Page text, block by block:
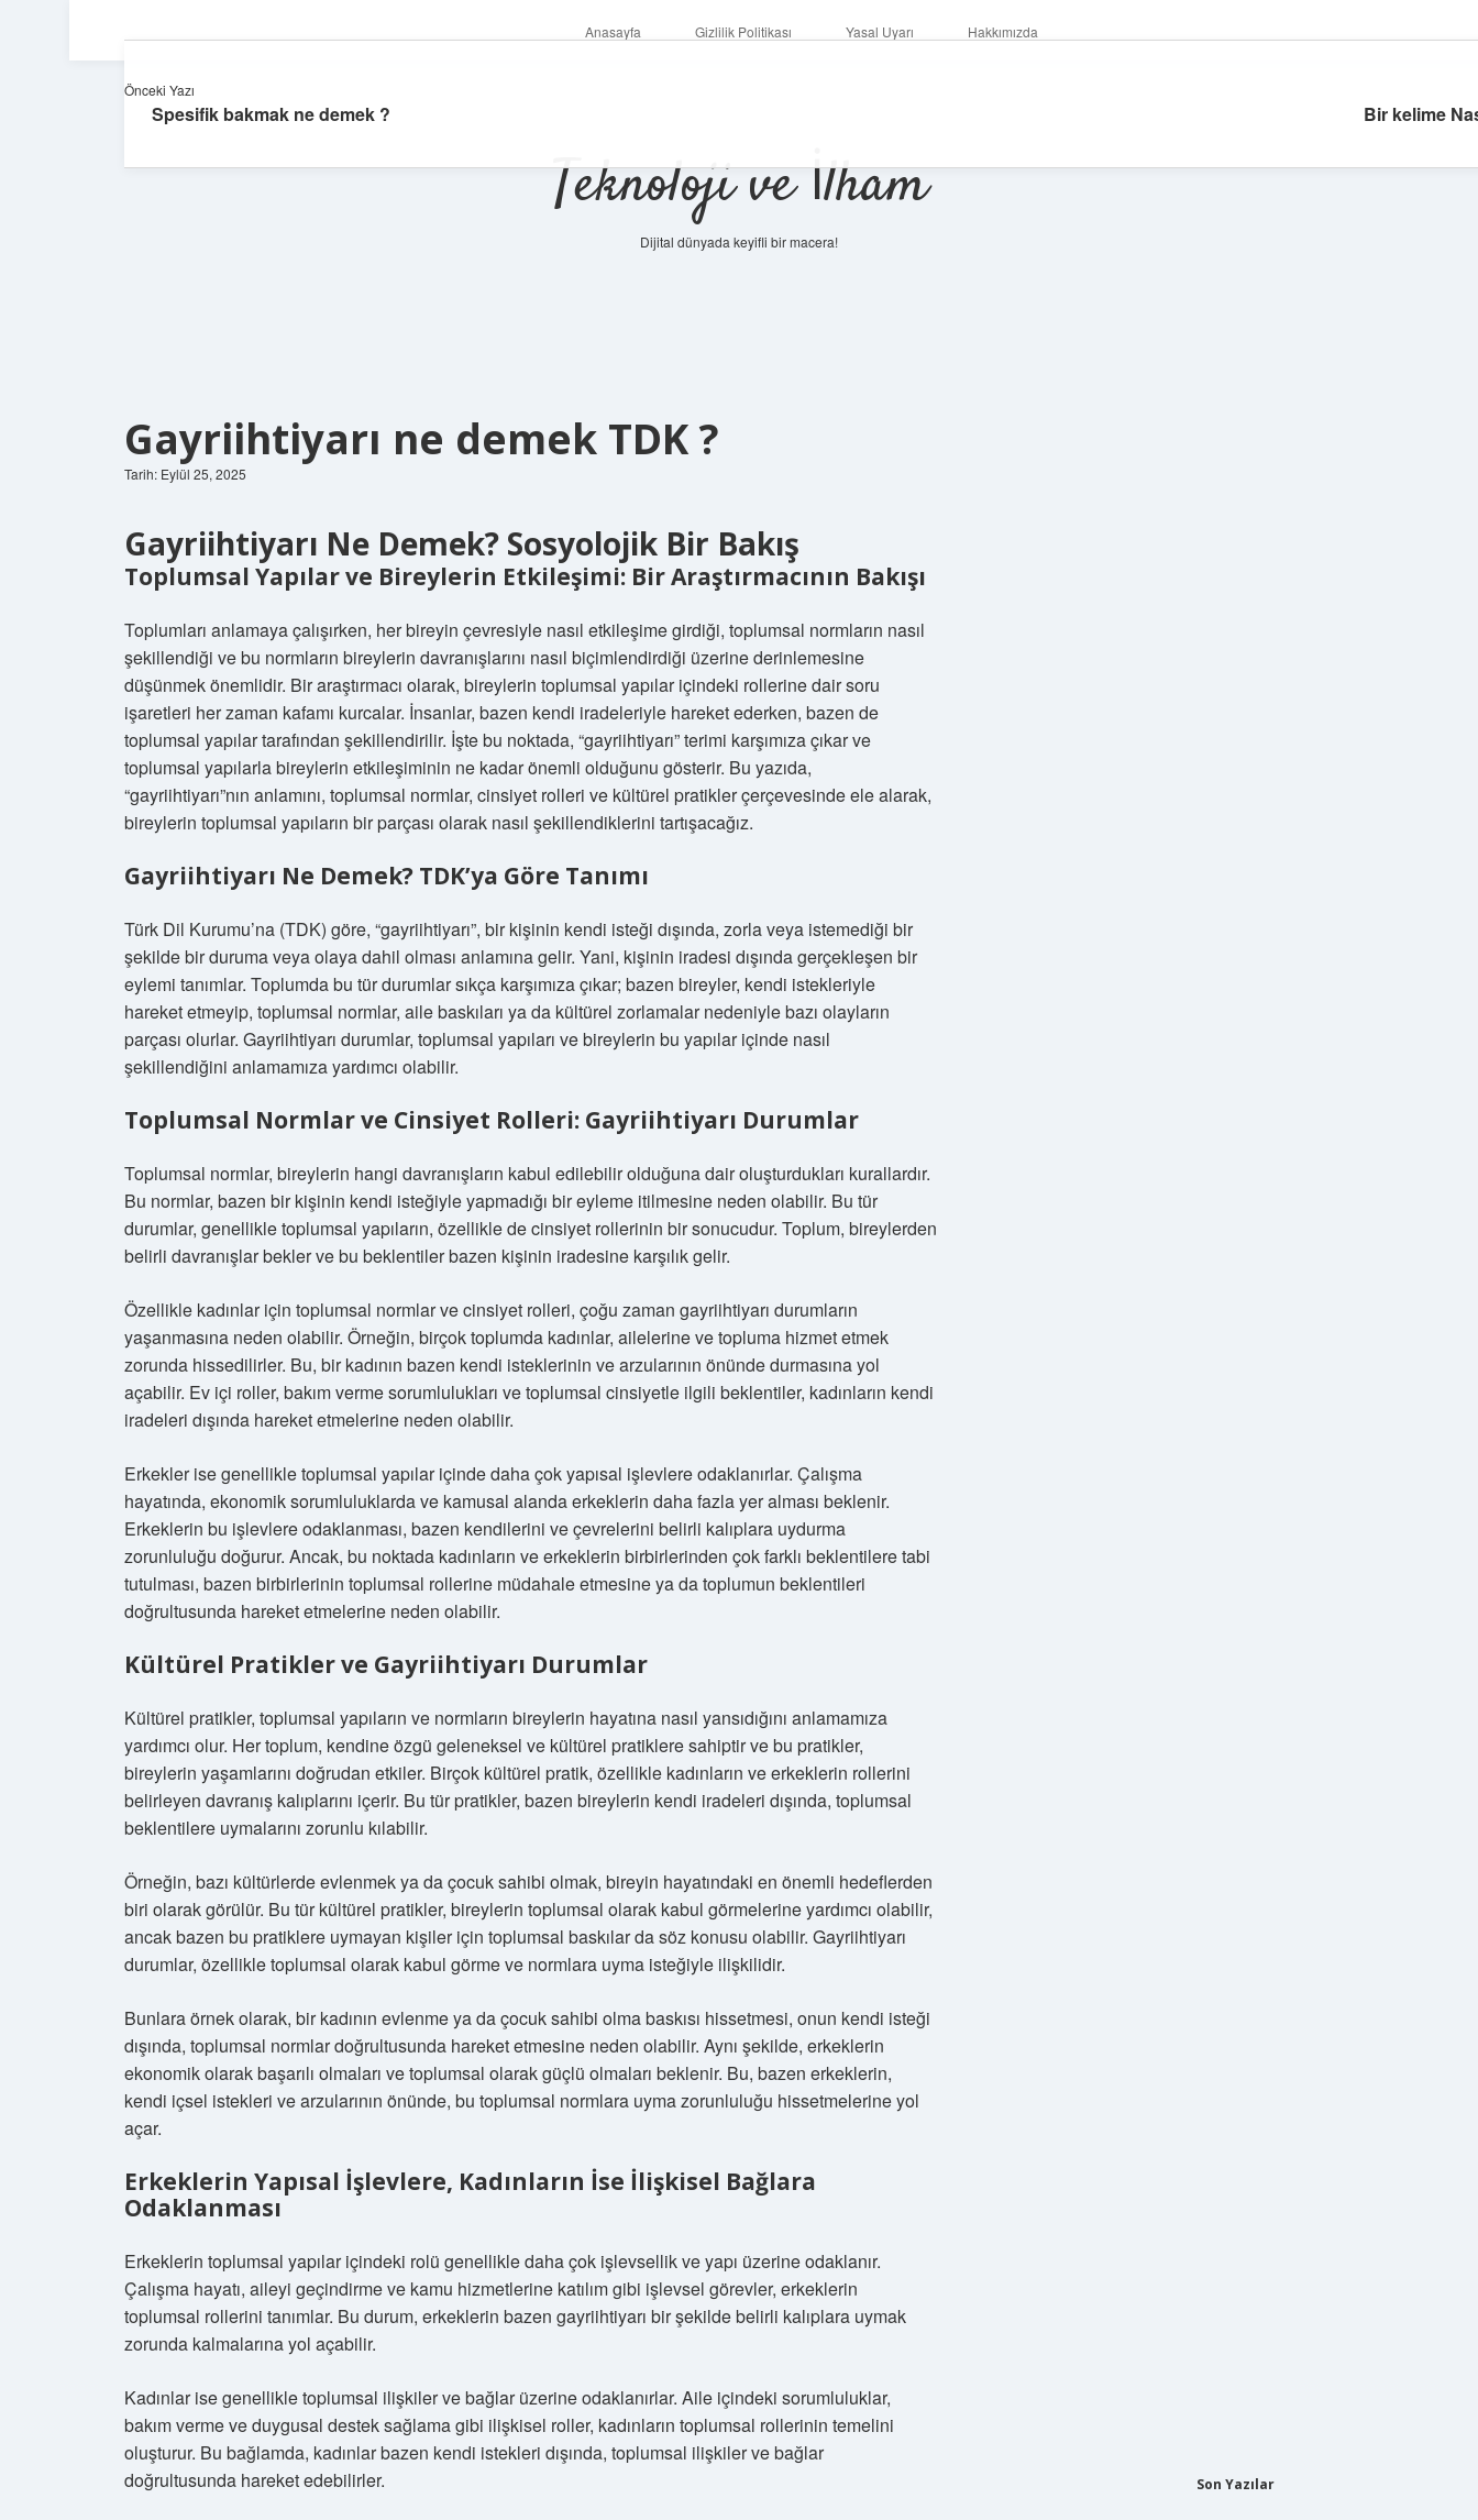
Anasayfa Gizlilik Politikası Yasal Uyarı Hakkımızda
Teknoloji ve İlham
Dijital dünyada keyifli bir macera!
Gayriihtiyarı ne demek TDK ?
Tarih: Eylül 25, 2025
Gayriihtiyarı Ne Demek? Sosyolojik Bir Bakış
Toplumsal Yapılar ve Bireylerin Etkileşimi: Bir Araştırmacının Bakışı
Toplumları anlamaya çalışırken, her bireyin çevresiyle nasıl etkileşime girdiği, toplumsal normların nasıl
şekillendiği ve bu normların bireylerin davranışlarını nasıl biçimlendirdiği üzerine derinlemesine
düşünmek önemlidir. Bir araştırmacı olarak, bireylerin toplumsal yapılar içindeki rollerine dair soru
işaretleri her zaman kafamı kurcalar. İnsanlar, bazen kendi iradeleriyle hareket ederken, bazen de
toplumsal yapılar tarafından şekillendirilir. İşte bu noktada, “gayriihtiyarı” terimi karşımıza çıkar ve
toplumsal yapılarla bireylerin etkileşiminin ne kadar önemli olduğunu gösterir. Bu yazıda,
“gayriihtiyarı”nın anlamını, toplumsal normlar, cinsiyet rolleri ve kültürel pratikler çerçevesinde ele alarak,
bireylerin toplumsal yapıların bir parçası olarak nasıl şekillendiklerini tartışacağız.
Gayriihtiyarı Ne Demek? TDK’ya Göre Tanımı
Türk Dil Kurumu’na (TDK) göre, “gayriihtiyarı”, bir kişinin kendi isteği dışında, zorla veya istemediği bir
şekilde bir duruma veya olaya dahil olması anlamına gelir. Yani, kişinin iradesi dışında gerçekleşen bir
eylemi tanımlar. Toplumda bu tür durumlar sıkça karşımıza çıkar; bazen bireyler, kendi istekleriyle
hareket etmeyip, toplumsal normlar, aile baskıları ya da kültürel zorlamalar nedeniyle bazı olayların
parçası olurlar. Gayriihtiyarı durumlar, toplumsal yapıları ve bireylerin bu yapılar içinde nasıl
şekillendiğini anlamamıza yardımcı olabilir.
Toplumsal Normlar ve Cinsiyet Rolleri: Gayriihtiyarı Durumlar
Toplumsal normlar, bireylerin hangi davranışların kabul edilebilir olduğuna dair oluşturdukları kurallardır.
Bu normlar, bazen bir kişinin kendi isteğiyle yapmadığı bir eyleme itilmesine neden olabilir. Bu tür
durumlar, genellikle toplumsal yapıların, özellikle de cinsiyet rollerinin bir sonucudur. Toplum, bireylerden
belirli davranışlar bekler ve bu beklentiler bazen kişinin iradesine karşılık gelir.
Özellikle kadınlar için toplumsal normlar ve cinsiyet rolleri, çoğu zaman gayriihtiyarı durumların
yaşanmasına neden olabilir. Örneğin, birçok toplumda kadınlar, ailelerine ve topluma hizmet etmek
zorunda hissedilirler. Bu, bir kadının bazen kendi isteklerinin ve arzularının önünde durmasına yol
açabilir. Ev içi roller, bakım verme sorumlulukları ve toplumsal cinsiyetle ilgili beklentiler, kadınların kendi
iradeleri dışında hareket etmelerine neden olabilir.
Erkekler ise genellikle toplumsal yapılar içinde daha çok yapısal işlevlere odaklanırlar. Çalışma
hayatında, ekonomik sorumluluklarda ve kamusal alanda erkeklerin daha fazla yer alması beklenir.
Erkeklerin bu işlevlere odaklanması, bazen kendilerini ve çevrelerini belirli kalıplara uydurma
zorunluluğu doğurur. Ancak, bu noktada kadınların ve erkeklerin birbirlerinden çok farklı beklentilere tabi
tutulması, bazen birbirlerinin toplumsal rollerine müdahale etmesine ya da toplumun beklentileri
doğrultusunda hareket etmelerine neden olabilir.
Kültürel Pratikler ve Gayriihtiyarı Durumlar
Kültürel pratikler, toplumsal yapıların ve normların bireylerin hayatına nasıl yansıdığını anlamamıza
yardımcı olur. Her toplum, kendine özgü geleneksel ve kültürel pratiklere sahiptir ve bu pratikler,
bireylerin yaşamlarını doğrudan etkiler. Birçok kültürel pratik, özellikle kadınların ve erkeklerin rollerini
belirleyen davranış kalıplarını içerir. Bu tür pratikler, bazen bireylerin kendi iradeleri dışında, toplumsal
beklentilere uymalarını zorunlu kılabilir.
Örneğin, bazı kültürlerde evlenmek ya da çocuk sahibi olmak, bireyin hayatındaki en önemli hedeflerden
biri olarak görülür. Bu tür kültürel pratikler, bireylerin toplumsal olarak kabul görmelerine yardımcı olabilir,
ancak bazen bu pratiklere uymayan kişiler için toplumsal baskılar da söz konusu olabilir. Gayriihtiyarı
durumlar, özellikle toplumsal olarak kabul görme ve normlara uyma isteğiyle ilişkilidir.
Bunlara örnek olarak, bir kadının evlenme ya da çocuk sahibi olma baskısı hissetmesi, onun kendi isteği
dışında, toplumsal normlar doğrultusunda hareket etmesine neden olabilir. Aynı şekilde, erkeklerin
ekonomik olarak başarılı olmaları ve toplumsal olarak güçlü olmaları beklenir. Bu, bazen erkeklerin,
kendi içsel istekleri ve arzularının önünde, bu toplumsal normlara uyma zorunluluğu hissetmelerine yol
açar.
Erkeklerin Yapısal İşlevlere, Kadınların İse İlişkisel Bağlara
Odaklanması
Erkeklerin toplumsal yapılar içindeki rolü genellikle daha çok işlevsellik ve yapı üzerine odaklanır.
Çalışma hayatı, aileyi geçindirme ve kamu hizmetlerine katılım gibi işlevsel görevler, erkeklerin
toplumsal rollerini tanımlar. Bu durum, erkeklerin bazen gayriihtiyarı bir şekilde belirli kalıplara uymak
zorunda kalmalarına yol açabilir.
Kadınlar ise genellikle toplumsal ilişkiler ve bağlar üzerine odaklanırlar. Aile içindeki sorumluluklar,
bakım verme ve duygusal destek sağlama gibi ilişkisel roller, kadınların toplumsal rollerinin temelini
oluşturur. Bu bağlamda, kadınlar bazen kendi istekleri dışında, toplumsal ilişkiler ve bağlar
doğrultusunda hareket edebilirler.
Önceki Yazı
Spesifik bakmak ne demek ? Bir kelime
Son Yazılar